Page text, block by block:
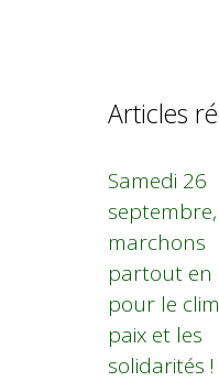
Articles
Samedi 26
septembre,
marchons
partout en
pour le
paix et les
solidarités !